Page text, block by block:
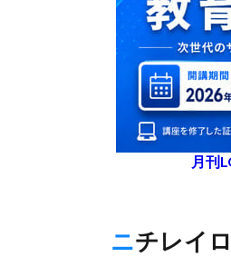
月刊
ニチレ